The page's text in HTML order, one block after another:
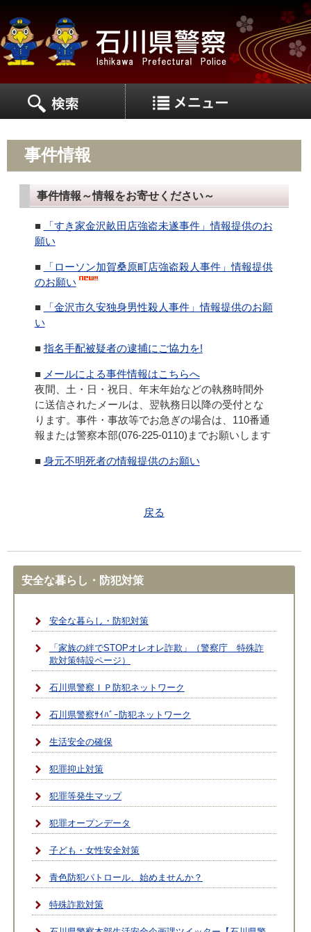
事件情報
事件情報～情報をお寄せください～
■
「すき家金沢畝田店強盗未遂事件」情報提供のお
願い
■
「ローソン加賀桑原町店強盗殺人事件」情報提供
のお願い
■
「金沢市久安独身男性殺人事件」情報提供のお願
い
■ 指名手配被疑者の逮捕にご協力を!
■ メールによる事件情報はこちらへ
夜間、土・日・祝日、年末年始などの執務時間外
に送信されたメールは、翌執務日以降の受付とな
ります。事件・事故等でお急ぎの場合は、110番通
報または警察本部(076-225-0110)までお願いします
■ 身元不明死者の情報提供のお願い
戻る
安全な暮らし・防犯対策
安全な暮らし・防犯対策
「家族の絆でSTOPオレオレ詐欺」（警察庁 特殊詐
欺対策特設ページ）
石川県警察ＩＰ防犯ネットワーク
石川県警察ｻｲﾊﾞｰ防犯ネットワーク
生活安全の確保
犯罪抑止対策
犯罪等発生マップ
犯罪オープンデータ
子ども・女性安全対策
青色防犯パトロール、始めませんか？
特殊詐欺対策